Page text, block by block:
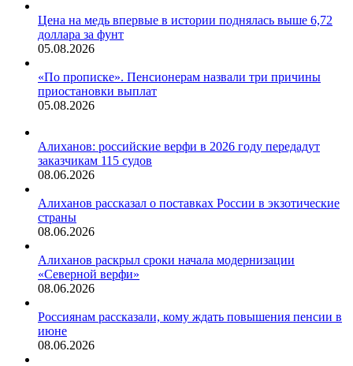
Цена на медь впервые в истории поднялась выше 6,72
доллара за фунт
05.08.2026
«По прописке». Пенсионерам назвали три причины
приостановки выплат
05.08.2026
Алиханов: российские верфи в 2026 году передадут
заказчикам 115 судов
08.06.2026
Алиханов рассказал о поставках России в экзотические
страны
08.06.2026
Алиханов раскрыл сроки начала модернизации
«Северной верфи»
08.06.2026
Россиянам рассказали, кому ждать повышения пенсии в
июне
08.06.2026